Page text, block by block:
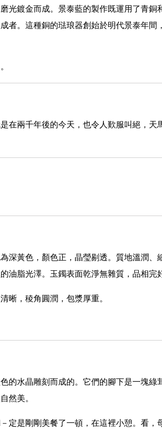
光鍍金而成。景泰藍的製作既運用了青銅
者。這種銅的琺琅器創始於明代景泰年間
在兩千年後的今天，也令人歎服叫絕，天
深黃色，顏色正，晶瑩剔透。質地溫潤、
油脂光澤。玉鐲表面乾淨無雜質，品相完
晰，稜角圓潤，包漿厚重。
的水晶雕刻而成的。它們的腳下是一塊綠
然美。
定是剛剛美餐了一頓，在這裡小憩。看，